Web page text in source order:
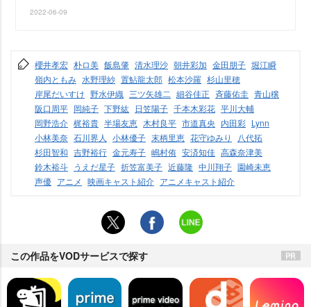
2022-06-09
櫻井孝宏 朴ロ美 飯島肇 清水理沙 朝井彩加 金田朋子 堀江瞬
嶺内ともみ 水野理紗 置鮎龍太郎 松本沙羅 杉山里穂
岸尾だいすけ 野水伊織 三ツ矢雄二 細谷佳正 斉藤佑圭 青山穣
阪口周平 岡純子 下野紘 日笠陽子 千本木彩花 平川大輔
岡野浩介 梶裕貴 半場友恵 木村良平 市道真央 内田彩 Lynn
小林美奈 石川界人 小林優子 末柄里恵 花守ゆみり
八代拓
杉田智和 吉野裕行 金元寿子 嶋村侑 安済知佳 高森奈津美
鈴木裕斗 うえだ星子 折笠富美子 近藤隆 中川翔子 園崎未恵
声優 アニメ 映画キャスト紹介 アニメキャスト紹介
この作品をVODサービスで探す